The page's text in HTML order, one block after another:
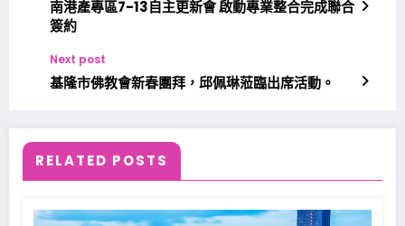
南港產專區7-13自主更新會 啟動專業整合完成聯合
簽約
Next post
基隆市佛教會新春團拜，邱佩琳蒞臨出席活動。
RELATED POSTS